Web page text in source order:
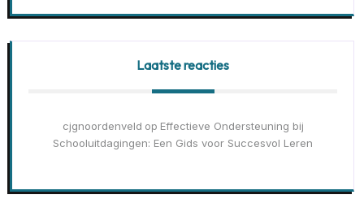
Laatste reacties
cjgnoordenveld op Effectieve Ondersteuning bij
Schooluitdagingen: Een Gids voor Succesvol Leren